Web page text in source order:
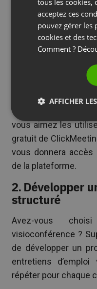
ligne.MAIS, il peut
pour maintenir un
entretien
particulièrement
À la fin de la
fonctionne pour
faire est d’essayer
vous aimez les
gratuit de
vous donnera
de la plateforme.
2. Développer
structuré
Avez-vous
visioconférence ?
de développer un
entretiens
répéter pour chaque
tous les cookies,
acceptez ces
pouvez gérer les
cookies et des
Comment ?
AFFICHER